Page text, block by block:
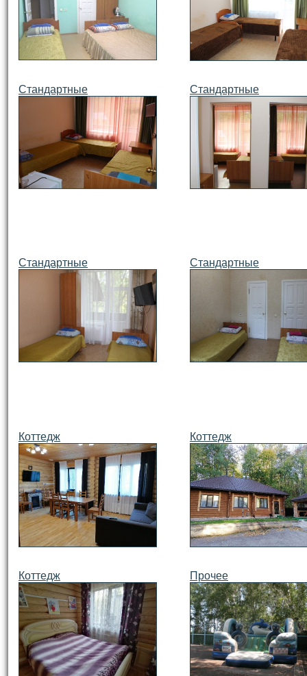
Стандартные Стандартные
Стандартные Стандартные
Коттедж Коттедж
Коттедж Прочее